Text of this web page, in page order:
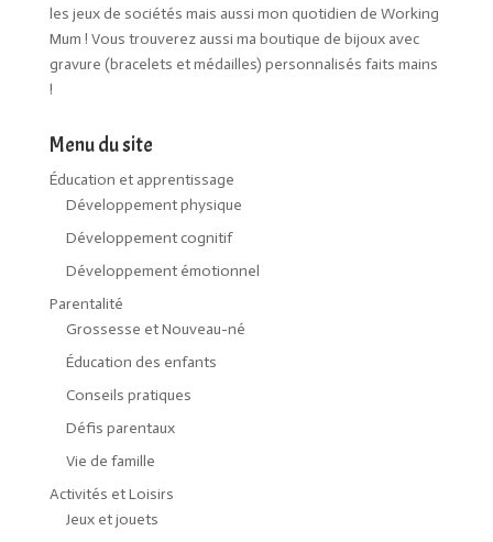
les jeux de sociétés mais aussi mon quotidien de Working
Mum ! Vous trouverez aussi ma boutique de bijoux avec
gravure (bracelets et médailles) personnalisés faits mains
!
Menu du site
Éducation et apprentissage
Développement physique
Développement cognitif
Développement émotionnel
Parentalité
Grossesse et Nouveau-né
Éducation des enfants
Conseils pratiques
Défis parentaux
Vie de famille
Activités et Loisirs
Jeux et jouets